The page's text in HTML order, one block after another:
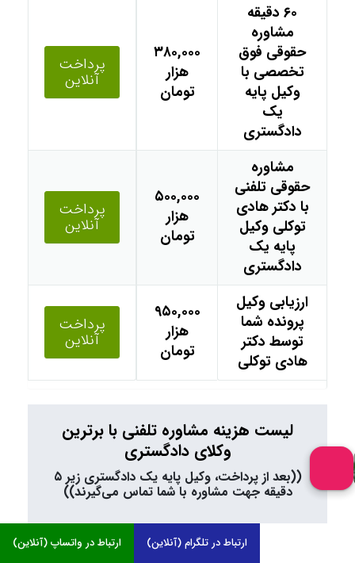
۶۰ دقیقه
مشاوره
حقوقی فوق
تخصصی با
وکیل پایه
یک
دادگستری
۳۸۰,۰۰۰
هزار
تومان
پرداخت
آنلاین
مشاوره
حقوقی تلفنی
با دکتر هادی
توکلی وکیل
پایه یک
دادگستری
۵۰۰,۰۰۰
هزار
تومان
پرداخت
آنلاین
ارزیابی وکیل
پرونده شما
توسط دکتر
هادی توکلی
۹۵۰,۰۰۰
هزار
تومان
پرداخت
آنلاین
لیست هزینه مشاوره تلفنی با برترین
وکلای دادگستری
((بعد از پرداخت، وکیل پایه یک دادگستری زیر ۵
دقیقه جهت مشاوره با شما تماس می‌گیرند))
ارتباط در واتساپ (آنلاین) ارتباط در تلگرام (آنلاین)